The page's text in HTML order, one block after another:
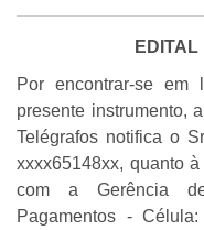
Por encontrar-se
presente instrumento,
Telégrafos notifica o
xxxx65148xx, quanto
com a Gerência
Pagamentos -